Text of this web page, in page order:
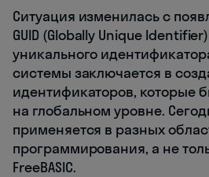
Ситуация изменилась с
GUID (Globally Unique
уникального
системы заключается в
идентификаторов, которые
на глобальном уровне.
применяется в разных
программирования, а не
FreeBASIC.